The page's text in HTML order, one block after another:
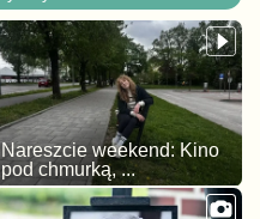
Nareszcie weekend: Kino
pod chmurką, ...